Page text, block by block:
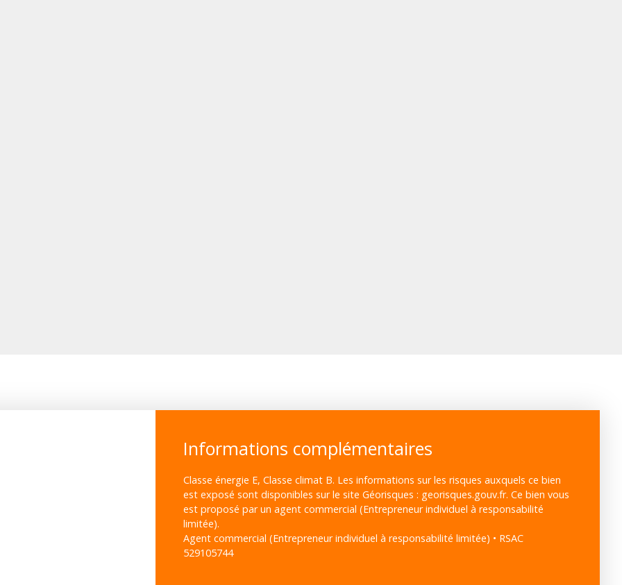
Informations complémentaires
Classe énergie E, Classe climat B. Les informations sur les risques auxquels ce bien
est exposé sont disponibles sur le site Géorisques : georisques.gouv.fr. Ce bien vous
est proposé par un agent commercial (Entrepreneur individuel à responsabilité
limitée).
Agent commercial (Entrepreneur individuel à responsabilité limitée) • RSAC
529105744